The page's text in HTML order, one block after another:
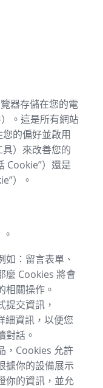
器存儲在您的電
。這是所有網站
的偏好並啟用
）來改善您的
Cookie”）還是
）。
：留言表單、
麼 Cookies 將會
相關操作。
提交資訊，
細資訊，以便您
對話。
，Cookies 允許
據你的設備展示
你的資訊，並允